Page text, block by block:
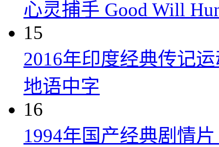
心灵捕手 Good Will
15
2016年印度经典传记
地语中字
16
1994年国产经典剧情